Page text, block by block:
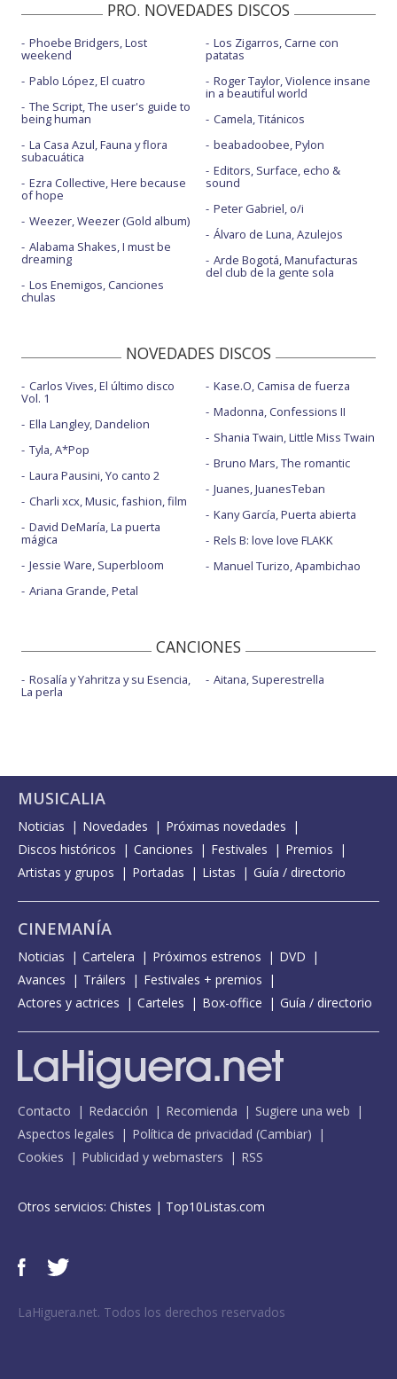
PRO. NOVEDADES DISCOS
Phoebe Bridgers, Lost
weekend
Pablo López, El cuatro
The Script, The user's guide to
being human
La Casa Azul, Fauna y flora
subacuática
Ezra Collective, Here because
of hope
Weezer, Weezer (Gold album)
Alabama Shakes, I must be
dreaming
Los Enemigos, Canciones
chulas
Los Zigarros, Carne con
patatas
Roger Taylor, Violence insane
in a beautiful world
Camela, Titánicos
beabadoobee, Pylon
Editors, Surface, echo &
sound
Peter Gabriel, o/i
Álvaro de Luna, Azulejos
Arde Bogotá, Manufacturas
del club de la gente sola
NOVEDADES DISCOS
Carlos Vives, El último disco
Vol. 1
Ella Langley, Dandelion
Tyla, A*Pop
Laura Pausini, Yo canto 2
Charli xcx, Music, fashion, film
David DeMaría, La puerta
mágica
Jessie Ware, Superbloom
Ariana Grande, Petal
Kase.O, Camisa de fuerza
Madonna, Confessions II
Shania Twain, Little Miss Twain
Bruno Mars, The romantic
Juanes, JuanesTeban
Kany García, Puerta abierta
Rels B: love love FLAKK
Manuel Turizo, Apambichao
CANCIONES
Rosalía y Yahritza y su Esencia,
La perla
Aitana, Superestrella
MUSICALIA
Noticias Novedades
Próximas novedades
Discos históricos
Canciones Festivales
Premios
Artistas y grupos
Portadas Listas Guía / directorio
CINEMANÍA
Noticias Cartelera Próximos estrenos
DVD
Avances
Tráilers
Festivales + premios
Actores y actrices
Carteles Box-office Guía / directorio
Contacto Redacción Recomienda
Sugiere una web
Aspectos legales
Política de privacidad (Cambiar)
Cookies
Publicidad y webmasters RSS
Otros servicios: Chistes | Top10Listas.com
LaHiguera.net. Todos los derechos reservados